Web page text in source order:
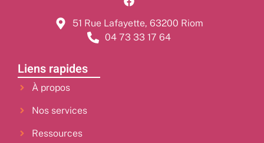
51 Rue Lafayette, 63200 Riom
04 73 33 17 64
Liens rapides
À propos
Nos services
Ressources